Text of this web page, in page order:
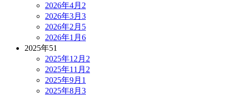
2026年4月 2
2026年3月 3
2026年2月 5
2026年1月 6
2025年51
2025年12月 2
2025年11月 2
2025年9月 1
2025年8月 3